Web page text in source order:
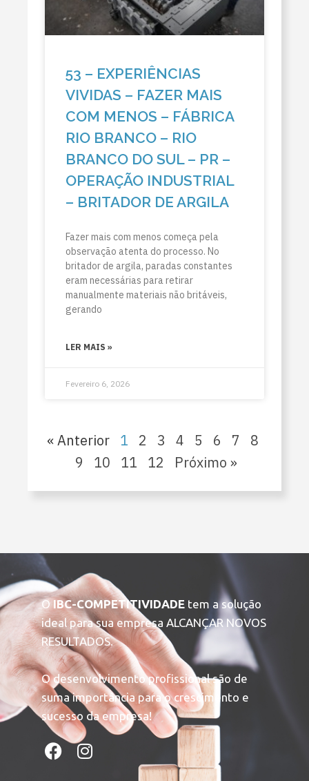
53 – EXPERIÊNCIAS
VIVIDAS – FAZER MAIS
COM MENOS – FÁBRICA
RIO BRANCO – RIO
BRANCO DO SUL – PR –
OPERAÇÃO INDUSTRIAL
– BRITADOR DE ARGILA
Fazer mais com menos começa pela
observação atenta do processo. No
britador de argila, paradas constantes
eram necessárias para retirar
manualmente materiais não britáveis,
gerando
LER MAIS »
Fevereiro 6, 2026
« Anterior 1 2 3 4 5 6 7
8
9
10 11 12 Próximo »
O IBC-COMPETITIVIDADE tem a solução
ideal para sua empresa ALCANÇAR NOVOS
RESULTADOS.
O desenvolvimento profissional são de
suma importância para o crescimento e
sucesso da empresa!